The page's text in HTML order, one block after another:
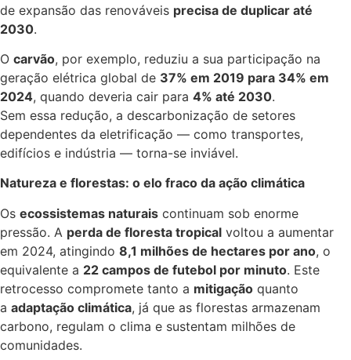
de expansão das renováveis precisa de duplicar até
2030.
O carvão, por exemplo, reduziu a sua participação na
geração elétrica global de 37% em 2019 para 34% em
2024, quando deveria cair para 4% até 2030.
Sem essa redução, a descarbonização de setores
dependentes da eletrificação — como transportes,
edifícios e indústria — torna-se inviável.
Natureza e florestas: o elo fraco da ação climática
Os ecossistemas naturais continuam sob enorme
pressão. A perda de floresta tropical voltou a aumentar
em 2024, atingindo 8,1 milhões de hectares por ano, o
equivalente a 22 campos de futebol por minuto. Este
retrocesso compromete tanto a mitigação quanto
a adaptação climática, já que as florestas armazenam
carbono, regulam o clima e sustentam milhões de
comunidades.